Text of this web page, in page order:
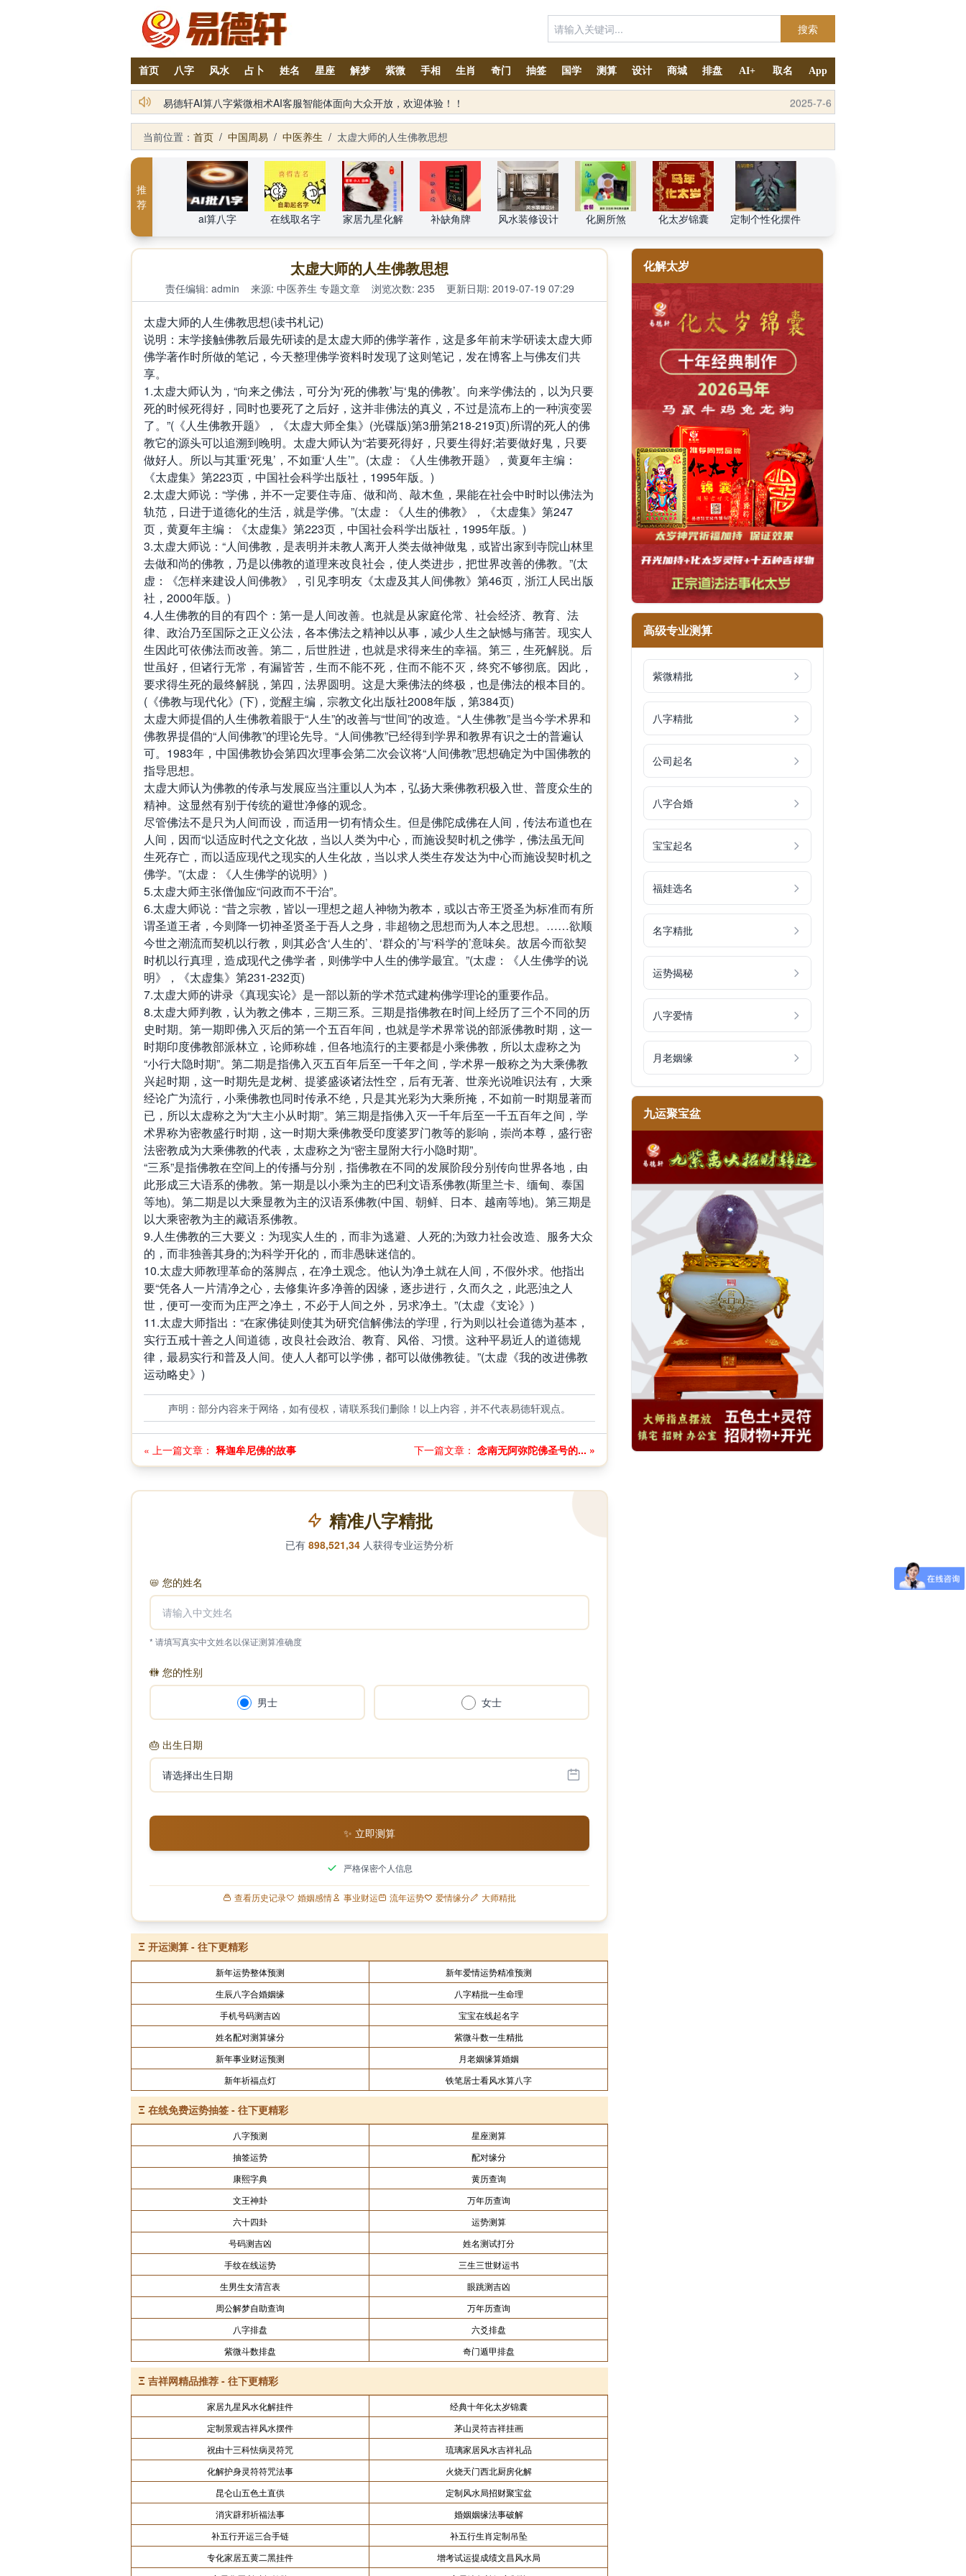
搜索
首页 八字 风水 占卜 姓名 星座 解梦 紫微 手相 生肖 奇门 抽签 国学 测算 设计 商城 排盘 AI+ 取名 App
铁笔居士简介及服务项目 2025-9-4
当前位置： 首页 / 中国周易 / 中医养生 / 太虚大师的人生佛教思想
推
荐
ai算八字
在线取名字 家居九星化解 补缺角牌 风水装修设计 化厕所煞 化太岁锦囊 定制个性化摆件
太虚大师的人生佛教思想
责任编辑: admin 来源: 中医养生 专题文章 浏览次数: 235 更新日期: 2019-07-19 07:29
太虚大师的人生佛教思想(读书札记)
说明：末学接触佛教后最先研读的是太虚大师的佛学著作，这是多年前末学研读太虚大师
佛学著作时所做的笔记，今天整理佛学资料时发现了这则笔记，发在博客上与佛友们共
享。
1.太虚大师认为，“向来之佛法，可分为‘死的佛教’与‘鬼的佛教’。向来学佛法的，以为只要
死的时候死得好，同时也要死了之后好，这并非佛法的真义，不过是流布上的一种演变罢
了。”(《人生佛教开题》，《太虚大师全集》(光碟版)第3册第218-219页)所谓的死人的佛
教它的源头可以追溯到晚明。太虚大师认为“若要死得好，只要生得好;若要做好鬼，只要
做好人。所以与其重‘死鬼’，不如重‘人生’”。(太虚：《人生佛教开题》，黄夏年主编：
《太虚集》第223页，中国社会科学出版社，1995年版。)
2.太虚大师说：“学佛，并不一定要住寺庙、做和尚、敲木鱼，果能在社会中时时以佛法为
轨范，日进于道德化的生活，就是学佛。”(太虚：《人生的佛教》，《太虚集》第247
页，黄夏年主编：《太虚集》第223页，中国社会科学出版社，1995年版。)
3.太虚大师说：“人间佛教，是表明并未教人离开人类去做神做鬼，或皆出家到寺院山林里
去做和尚的佛教，乃是以佛教的道理来改良社会，使人类进步，把世界改善的佛教。”(太
虚：《怎样来建设人间佛教》，引见李明友《太虚及其人间佛教》第46页，浙江人民出版
社，2000年版。)
4.人生佛教的目的有四个：第一是人间改善。也就是从家庭伦常、社会经济、教育、法
律、政治乃至国际之正义公法，各本佛法之精神以从事，减少人生之缺憾与痛苦。现实人
生因此可依佛法而改善。第二，后世胜进，也就是求得来生的幸福。第三，生死解脱。后
世虽好，但诸行无常，有漏皆苦，生而不能不死，住而不能不灭，终究不够彻底。因此，
要求得生死的最终解脱，第四，法界圆明。这是大乘佛法的终极，也是佛法的根本目的。
(《佛教与现代化》(下)，觉醒主编，宗教文化出版社2008年版，第384页)
太虚大师提倡的人生佛教着眼于“人生”的改善与“世间”的改造。“人生佛教”是当今学术界和
佛教界提倡的“人间佛教”的理论先导。“人间佛教”已经得到学界和教界有识之士的普遍认
可。1983年，中国佛教协会第四次理事会第二次会议将“人间佛教”思想确定为中国佛教的
指导思想。
太虚大师认为佛教的传承与发展应当注重以人为本，弘扬大乘佛教积极入世、普度众生的
精神。这显然有别于传统的避世净修的观念。
尽管佛法不是只为人间而设，而适用一切有情众生。但是佛陀成佛在人间，传法布道也在
人间，因而“以适应时代之文化故，当以人类为中心，而施设契时机之佛学，佛法虽无间
生死存亡，而以适应现代之现实的人生化故，当以求人类生存发达为中心而施设契时机之
佛学。”(太虚：《人生佛学的说明》)
5.太虚大师主张僧伽应“问政而不干治”。
6.太虚大师说：“昔之宗教，皆以一理想之超人神物为教本，或以古帝王贤圣为标准而有所
谓圣道王者，今则降一切神圣贤圣于吾人之身，非超物之思想而为人本之思想。……欲顺
今世之潮流而契机以行教，则其必含‘人生的’、‘群众的’与‘科学的’意味矣。故居今而欲契
时机以行真理，造成现代之佛学者，则佛学中人生的佛学最宜。”(太虚：《人生佛学的说
明》，《太虚集》第231-232页)
7.太虚大师的讲录《真现实论》是一部以新的学术范式建构佛学理论的重要作品。
8.太虚大师判教，认为教之佛本，三期三系。三期是指佛教在时间上经历了三个不同的历
史时期。第一期即佛入灭后的第一个五百年间，也就是学术界常说的部派佛教时期，这一
时期印度佛教部派林立，论师称雄，但各地流行的主要都是小乘佛教，所以太虚称之为
“小行大隐时期”。第二期是指佛入灭五百年后至一千年之间，学术界一般称之为大乘佛教
兴起时期，这一时期先是龙树、提婆盛谈诸法性空，后有无著、世亲光说唯识法有，大乘
经论广为流行，小乘佛教也同时传承不绝，只是其光彩为大乘所掩，不如前一时期显著而
已，所以太虚称之为“大主小从时期”。第三期是指佛入灭一千年后至一千五百年之间，学
术界称为密教盛行时期，这一时期大乘佛教受印度婆罗门教等的影响，崇尚本尊，盛行密
法密教成为大乘佛教的代表，太虚称之为“密主显附大行小隐时期”。
“三系”是指佛教在空间上的传播与分别，指佛教在不同的发展阶段分别传向世界各地，由
此形成三大语系的佛教。第一期是以小乘为主的巴利文语系佛教(斯里兰卡、缅甸、泰国
等地)。第二期是以大乘显教为主的汉语系佛教(中国、朝鲜、日本、越南等地)。第三期是
以大乘密教为主的藏语系佛教。
9.人生佛教的三大要义：为现实人生的，而非为逃避、人死的;为致力社会改造、服务大众
的，而非独善其身的;为科学开化的，而非愚昧迷信的。
10.太虚大师教理革命的落脚点，在净土观念。他认为净土就在人间，不假外求。他指出
要“凭各人一片清净之心，去修集许多净善的因缘，逐步进行，久而久之，此恶浊之人
世，便可一变而为庄严之净土，不必于人间之外，另求净土。”(太虚《支论》)
11.太虚大师指出：“在家佛徒则使其为研究信解佛法的学理，行为则以社会道德为基本，
实行五戒十善之人间道德，改良社会政治、教育、风俗、习惯。这种平易近人的道德规
律，最易实行和普及人间。使人人都可以学佛，都可以做佛教徒。”(太虚《我的改进佛教
运动略史》)
声明：部分内容来于网络，如有侵权，请联系我们删除！以上内容，并不代表易德轩观点。
« 上一篇文章： 释迦牟尼佛的故事 下一篇文章： 念南无阿弥陀佛圣号的... »
精准八字精批
已有 898,521,34 人获得专业运势分析
📛 您的姓名
* 请填写真实中文姓名以保证测算准确度
🚻 您的性别
男士 女士
🎂 出生日期
✨ 立即测算
严格保密个人信息
查看历史记录 婚姻感情 事业财运 流年运势 爱情缘分 大师精批
Ξ 开运测算 - 往下更精彩
新年运势整体预测
新年爱情运势精准预测
生辰八字合婚姻缘
八字精批一生命理
手机号码测吉凶
宝宝在线起名字
姓名配对测算缘分
紫微斗数一生精批
新年事业财运预测
月老姻缘算婚姻
新年祈福点灯
铁笔居士看风水算八字
Ξ 在线免费运势抽签 - 往下更精彩
八字预测
星座测算
抽签运势
配对缘分
康熙字典
黄历查询
文王神卦
万年历查询
六十四卦
运势测算
号码测吉凶
姓名测试打分
手纹在线运势
三生三世财运书
生男生女清宫表
眼跳测吉凶
周公解梦自助查询
万年历查询
八字排盘
六爻排盘
紫微斗数排盘
奇门遁甲排盘
Ξ 吉祥网精品推荐 - 往下更精彩
家居九星风水化解挂件
经典十年化太岁锦囊
定制景观吉祥风水摆件
茅山灵符吉祥挂画
祝由十三科怯病灵符咒
琉璃家居风水吉祥礼品
化解护身灵符符咒法事
火烧天门西北厨房化解
昆仑山五色土直供
定制风水局招财聚宝盆
消灾辟邪祈福法事
婚姻姻缘法事破解
补五行开运三合手链
补五行生肖定制吊坠
专化家居五黄二黑挂件
增考试运提成绩文昌风水局
化解太岁
高级专业测算
紫微精批
八字精批
公司起名
八字合婚
宝宝起名
福娃选名
名字精批
运势揭秘
八字爱情
月老姻缘
九运聚宝盆